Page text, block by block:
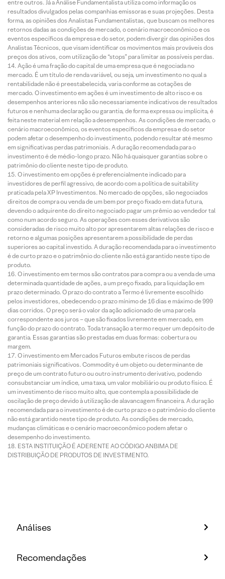
entre outros. Já a Análise Fundamentalista utiliza como informação os
resultados divulgados pelas companhias emissoras e suas projeções. Desta
forma, as opiniões dos Analistas Fundamentalistas, que buscam os melhores
retornos dadas as condições de mercado, o cenário macroeconômico e os
eventos específicos da empresa e do setor, podem divergir das opiniões dos
Analistas Técnicos, que visam identificar os movimentos mais prováveis dos
preços dos ativos, com utilização de “stops” para limitar as possíveis perdas.
Ação é uma fração do capital de uma empresa que é negociada no
mercado. É um título de renda variável, ou seja, um investimento no qual a
rentabilidade não é preestabelecida, varia conforme as cotações de
mercado. O investimento em ações é um investimento de alto risco e os
desempenhos anteriores não são necessariamente indicativos de resultados
futuros e nenhuma declaração ou garantia, de forma expressa ou implícita, é
feita neste material em relação a desempenhos. As condições de mercado, o
cenário macroeconômico, os eventos específicos da empresa e do setor
podem afetar o desempenho do investimento, podendo resultar até mesmo
em significativas perdas patrimoniais. A duração recomendada para o
investimento é de médio-longo prazo. Não há quaisquer garantias sobre o
patrimônio do cliente neste tipo de produto.
O investimento em opções é preferencialmente indicado para
investidores de perfil agressivo, de acordo com a política de suitability
praticada pela XP Investimentos. No mercado de opções, são negociados
direitos de compra ou venda de um bem por preço fixado em data futura,
devendo o adquirente do direito negociado pagar um prêmio ao vendedor tal
como num acordo seguro. As operações com esses derivativos são
consideradas de risco muito alto por apresentarem altas relações de risco e
retorno e algumas posições apresentarem a possibilidade de perdas
superiores ao capital investido. A duração recomendada para o investimento
é de curto prazo e o patrimônio do cliente não está garantido neste tipo de
produto.
O investimento em termos são contratos para compra ou a venda de uma
determinada quantidade de ações, a um preço fixado, para liquidação em
prazo determinado. O prazo do contrato a Termo é livremente escolhido
pelos investidores, obedecendo o prazo mínimo de 16 dias e máximo de 999
dias corridos. O preço será o valor da ação adicionado de uma parcela
correspondente aos juros – que são fixados livremente em mercado, em
função do prazo do contrato. Toda transação a termo requer um depósito de
garantia. Essas garantias são prestadas em duas formas: cobertura ou
margem.
O investimento em Mercados Futuros embute riscos de perdas
patrimoniais significativos. Commodity é um objeto ou determinante de
preço de um contrato futuro ou outro instrumento derivativo, podendo
consubstanciar um índice, uma taxa, um valor mobiliário ou produto físico. É
um investimento de risco muito alto, que contempla a possibilidade de
oscilação de preço devido à utilização de alavancagem financeira. A duração
recomendada para o investimento é de curto prazo e o patrimônio do cliente
não está garantido neste tipo de produto. As condições de mercado,
mudanças climáticas e o cenário macroeconômico podem afetar o
desempenho do investimento.
ESTA INSTITUIÇÃO É ADERENTE AO CÓDIGO ANBIMA DE
DISTRIBUIÇÃO DE PRODUTOS DE INVESTIMENTO.
Análises
Recomendações